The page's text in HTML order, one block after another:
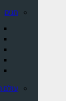
חגים
עולם